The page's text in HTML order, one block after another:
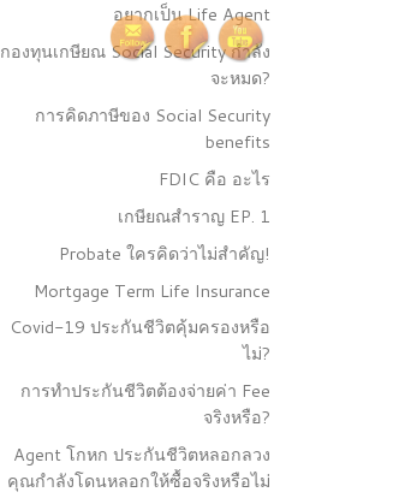
อยากเป็น Life Agent
กองทุนเกษียณ Social Security กำลัง
จะหมด?
การคิดภาษีของ Social Security
benefits
FDIC คือ อะไร
เกษียณสำราญ EP. 1
Probate ใครคิดว่าไม่สำคัญ!
Mortgage Term Life Insurance
Covid-19 ประกันชีวิตคุ้มครองหรือ
ไม่?
การทำประกันชีวิตต้องจ่ายค่า Fee
จริงหรือ?
Agent โกหก ประกันชีวิตหลอกลวง
คุณกำลังโดนหลอกให้ซื้อจริงหรือไม่